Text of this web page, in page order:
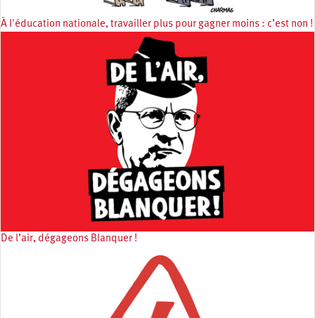
À l'éducation nationale, travailler plus pour gagner moins : c’est non !
De l’air, dégageons Blanquer !